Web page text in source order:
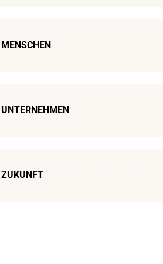
MENSCHEN
UNTERNEHMEN
ZUKUNFT